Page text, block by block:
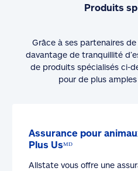
Produits
Grâce à ses partenaires
davantage de tranquillité
de produits spécialisés ci-
pour de plus
Assurance pour
Plus Usᴹᴰ
Allstate vous offre une